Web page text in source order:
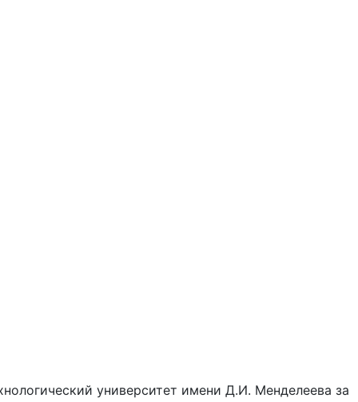
университет имени Д.И. Менделеева за